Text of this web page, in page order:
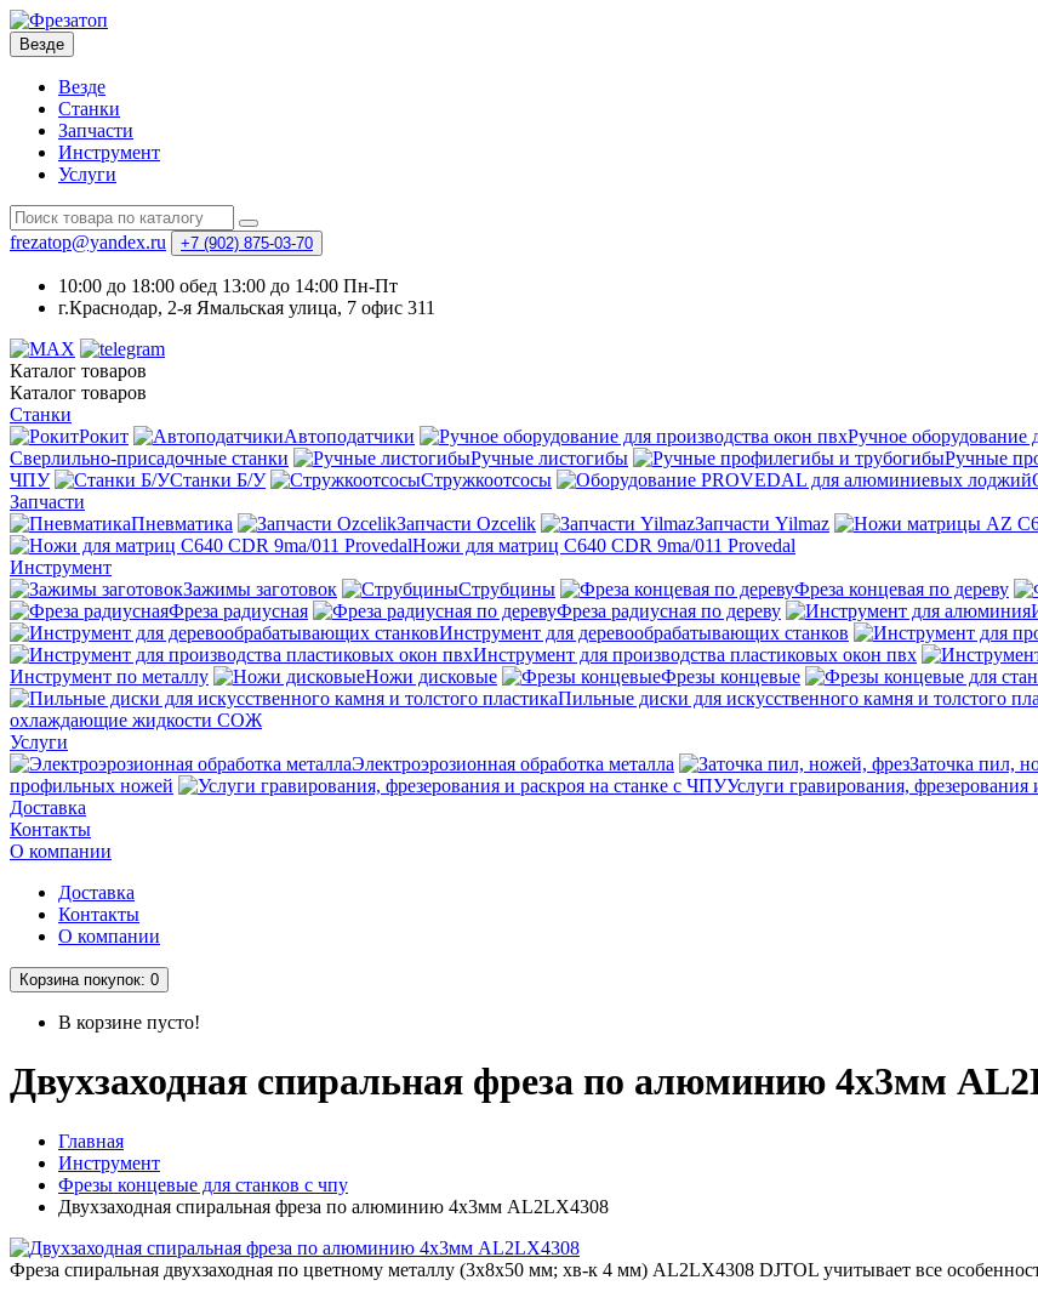
Везде
Везде
Станки
Запчасти
Инструмент
Услуги
frezatop@yandex.ru +7 (902) 875-03-70
10:00 до 18:00 обед 13:00 до 14:00 Пн-Пт
г.Краснодар, 2-я Ямальская улица, 7 офис 311
Каталог товаров
Каталог товаров
Станки
Рокит
Автоподатчики
Ручное оборудование
Сверлильно-присадочные станки
Ручные листогибы Ручные
ЧПУ
Станки Б/У Стружкоотсосы
Запчасти
Пневматика
Запчасти Ozcelik Запчасти Yilmaz
Ножи для матриц C640 CDR 9ma/011 Provedal
Инструмент
Зажимы заготовок
Струбцины Фреза концевая по дереву
Фреза радиусная
Фреза радиусная по дереву
Инструмент для деревообрабатывающих станков
Инструмент для производства пластиковых окон пвх
Инструмент по металлу
Ножи дисковые Фрезы концевые
Пильные диски для искусственного камня и толстого
охлаждающие жидкости СОЖ
Услуги
Электроэрозионная обработка металла
Заточка пил,
профильных ножей
Услуги гравирования,
Доставка
Контакты
О компании
Доставка
Контакты
О компании
Корзинапокупок: 0
В корзине пусто!
Двухзаходная спиральная фреза по алюминию 4x3мм
Главная
Инструмент
Фрезы концевые для станков с чпу
Двухзаходная спиральная фреза по алюминию 4x3мм AL2LX4308
Фреза спиральная двухзаходная по цветному металлу (3х8х50 мм; хв-к 4 мм) AL2LX4308 DJTOL учитывает все